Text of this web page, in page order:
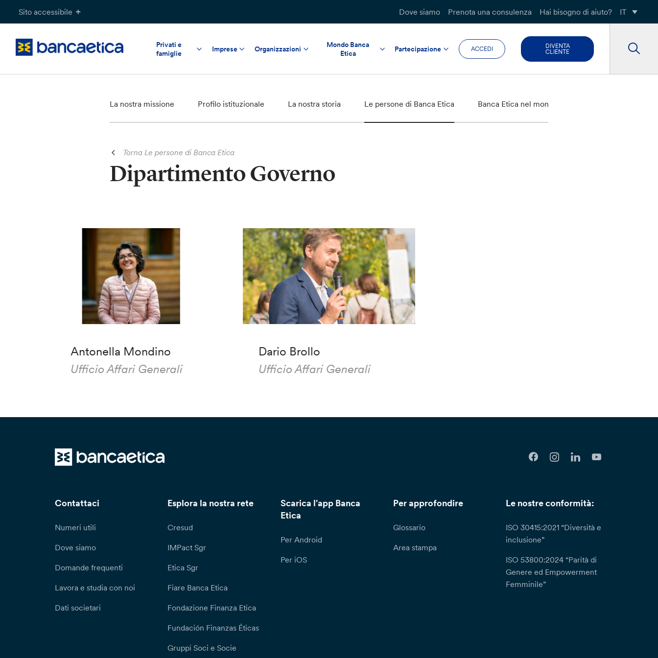
Sito accessibile Dove siamo Prenota una consulenza Hai bisogno di aiuto? IT
Privati e
famiglie
Imprese Organizzazioni
Mondo Banca
Etica
Partecipazione ACCEDI
DIVENTA
CLIENTE
La nostra missione Profilo istituzionale La nostra storia Le persone di Banca Etica Banca Etica nel mondo
Torna Le persone di Banca Etica
Dipartimento Governo
Antonella Mondino
Ufficio Affari Generali
Dario Brollo
Ufficio Affari Generali
Contattaci
Numeri utili
Dove siamo
Domande frequenti
Lavora e studia con noi
Dati societari
Esplora la nostra rete
Cresud
IMPact Sgr
Etica Sgr
Fiare Banca Etica
Fondazione Finanza Etica
Fundación Finanzas Éticas
Gruppi Soci e Socie
Scarica l'app Banca
Etica
Per Android
Per iOS
Per approfondire
Glossario
Area stampa
Le nostre conformità:
ISO 30415:2021 “Diversità e
inclusione”
ISO 53800:2024 “Parità di
Genere ed Empowerment
Femminile”